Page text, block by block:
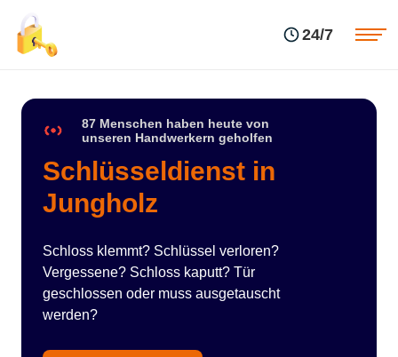
24/7
87 Menschen haben heute von
unseren Handwerkern geholfen
Schlüsseldienst in
Jungholz
Schloss klemmt? Schlüssel verloren?
Vergessene? Schloss kaputt? Tür
geschlossen oder muss ausgetauscht
werden?